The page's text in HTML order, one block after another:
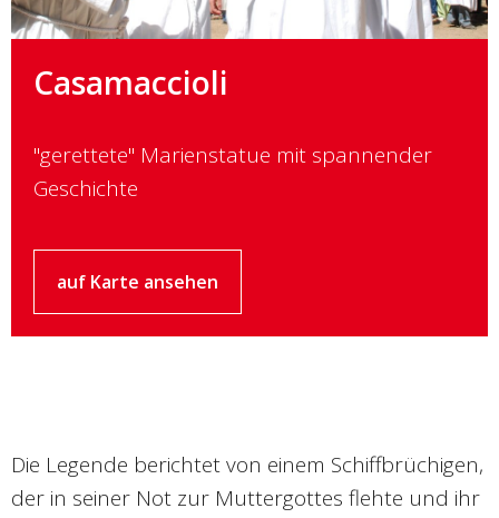
Casamaccioli
"gerettete" Marienstatue mit spannender
Geschichte
auf Karte ansehen
Die Legende berichtet von einem Schiffbrüchigen,
der in seiner Not zur Muttergottes flehte und ihr